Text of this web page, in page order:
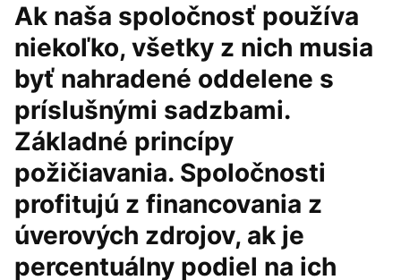
Ak naša spoločnosť používa
niekoľko, všetky z nich musia
byť nahradené oddelene s
príslušnými sadzbami.
Základné princípy
požičiavania. Spoločnosti
profitujú z financovania z
úverových zdrojov, ak je
percentuálny podiel na ich